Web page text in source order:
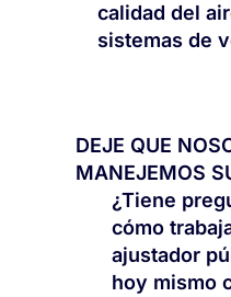
calidad del
sistemas de
DEJE QUE
MANEJEMOS
¿Tiene
cómo
ajustador
hoy mismo